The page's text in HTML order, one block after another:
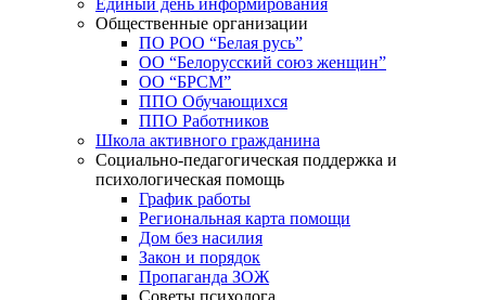
Единый день информирования
Общественные организации
ПО РОО “Белая русь”
ОО “Белорусский союз женщин”
ОО “БРСМ”
ППО Обучающихся
ППО Работников
Школа активного гражданина
Социально-педагогическая поддержка и
психологическая помощь
График работы
Региональная карта помощи
Дом без насилия
Закон и порядок
Пропаганда ЗОЖ
Советы психолога